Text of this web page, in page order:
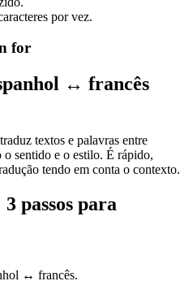
por vez.
for
↔ francês
textos e palavras entre
o sentido e o estilo. É rápido,
tendo em conta o contexto.
passos para
↔ francês.